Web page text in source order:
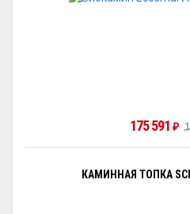
175 591 ₽
КАМИННАЯ ТОПКА